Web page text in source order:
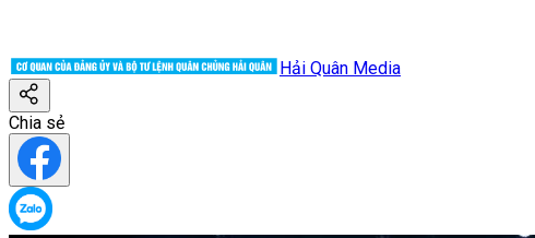
Hải Quân Media
Chia sẻ